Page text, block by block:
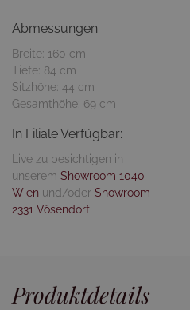
Abmessungen:
Breite: 160 cm
Tiefe: 84 cm
Sitzhöhe: 44 cm
Gesamthöhe: 69 cm
In Filiale Verfügbar:
Live zu besichtigen in
unserem Showroom 1040
Wien und/oder Showroom
2331 Vösendorf
Produktdetails